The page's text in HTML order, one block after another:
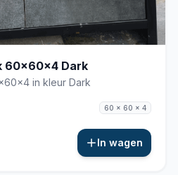
60x60x4 Dark
in kleur Dark
60 x 60 x 4
In wagen